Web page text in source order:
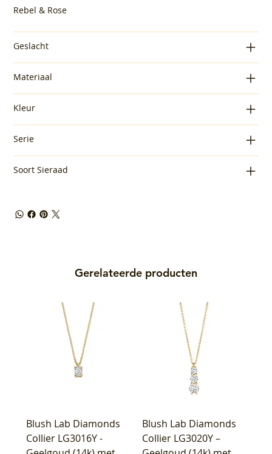
Rebel & Rose
Geslacht
Materiaal
Kleur
Serie
Soort Sieraad
Gerelateerde producten
Blush Lab Diamonds
Collier LG3016Y -
Blush Lab Diamonds
Collier LG3020Y –